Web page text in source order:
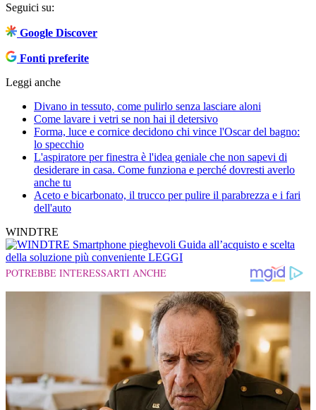
Seguici su:
Google Discover
Fonti preferite
Leggi anche
Divano in tessuto, come pulirlo senza lasciare aloni
Come lavare i vetri se non hai il detersivo
Forma, luce e cornice decidono chi vince l'Oscar del bagno:
lo specchio
L'aspiratore per finestra è l'idea geniale che non sapevi di
desiderare in casa. Come funziona e perché dovresti averlo
anche tu
Aceto e bicarbonato, il trucco per pulire il parabrezza e i fari
dell'auto
WINDTRE
Smartphone pieghevoli Guida all’acquisto e scelta
della soluzione più conveniente LEGGI